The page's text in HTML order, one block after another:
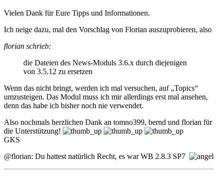
Vielen Dank für Eure Tipps und Informationen.
Ich neige dazu, mal den Vorschlag von Florian auszuprobieren, also
florian schrieb:
die Dateien des News-Moduls 3.6.x durch diejenigen
von 3.5.12 zu ersetzen
Wenn das nicht bringt, werden ich mal versuchen, auf „Topics“
umzusteigen. Das Modul muss ich mir allerdings erst mal ansehen,
denn das habe ich bisher noch nie verwendet.
Also nochmals herzlichen Dank an tomno399, bernd und florian für
die Unterstützung!
GKS
@florian: Du hattest natürlich Recht, es war WB 2.8.3 SP7